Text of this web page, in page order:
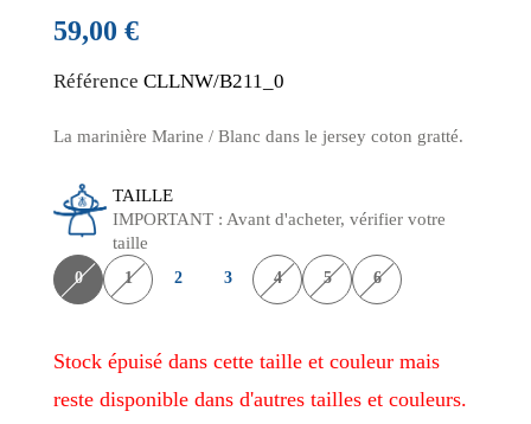
59,00 €
Référence CLLNW/B211_0
La marinière Marine / Blanc dans le jersey coton gratté.
TAILLE
IMPORTANT : Avant d'acheter, vérifier votre
taille
0 1 2 3 4 5 6
Stock épuisé dans cette taille et couleur mais
reste disponible dans d'autres tailles et couleurs.